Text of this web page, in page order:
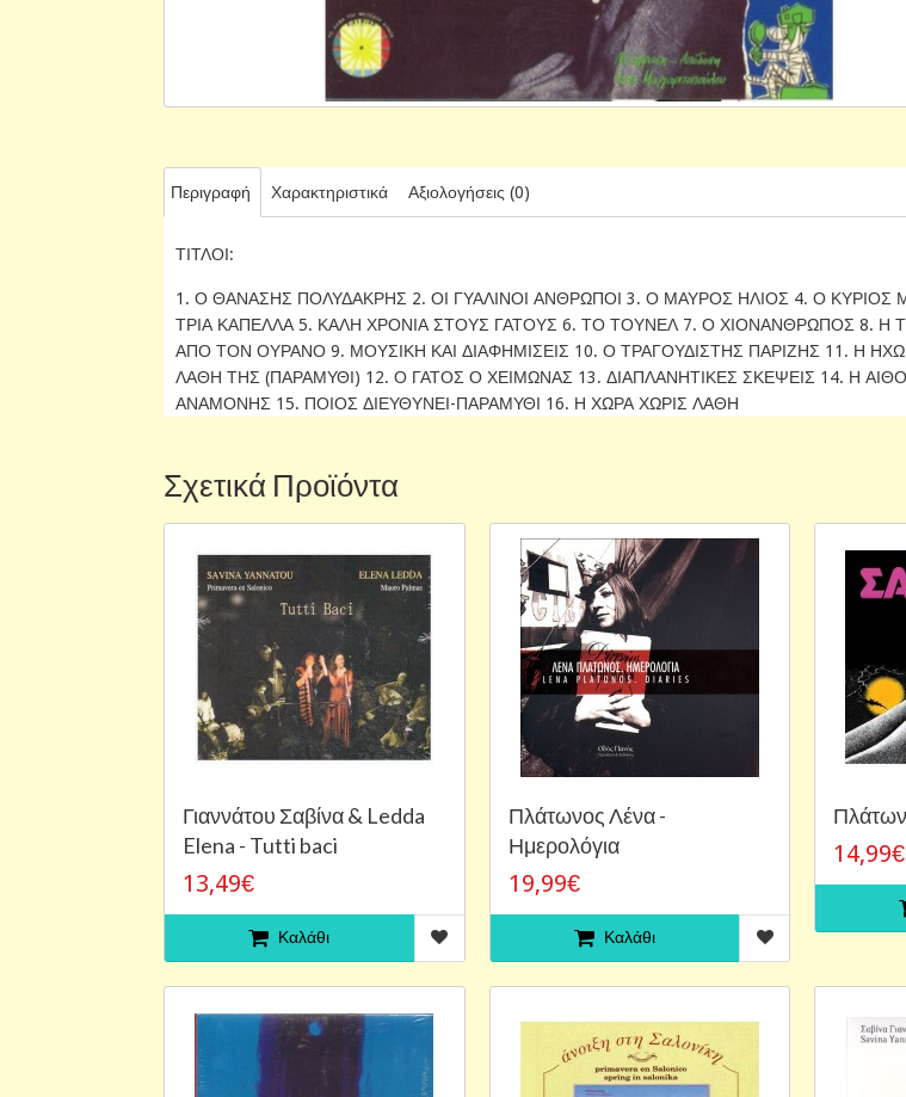
Περιγραφή Χαρακτηριστικά Αξιολογήσεις (0)
ΤΙΤΛΟΙ:
1. Ο ΘΑΝΑΣΗΣ ΠΟΛΥΔΑΚΡΗΣ 2. ΟΙ ΓΥΑΛΙΝΟΙ ΑΝΘΡΩΠΟΙ 3. Ο ΜΑΥΡΟΣ ΗΛΙΟΣ 4. Ο ΚΥΡΙΟΣ
ΤΡΙΑ ΚΑΠΕΛΛΑ 5. ΚΑΛΗ ΧΡΟΝΙΑ ΣΤΟΥΣ ΓΑΤΟΥΣ 6. ΤΟ ΤΟΥΝΕΛ 7. Ο ΧΙΟΝΑΝΘΡΩΠΟΣ 8. Η
ΑΠΟ ΤΟΝ ΟΥΡΑΝΟ 9. ΜΟΥΣΙΚΗ ΚΑΙ ΔΙΑΦΗΜΙΣΕΙΣ 10. Ο ΤΡΑΓΟΥΔΙΣΤΗΣ ΠΑΡΙΖΗΣ 11. Η ΗΧΩ
ΛΑΘΗ ΤΗΣ (ΠΑΡΑΜΥΘΙ) 12. Ο ΓΑΤΟΣ Ο ΧΕΙΜΩΝΑΣ 13. ΔΙΑΠΛΑΝΗΤΙΚΕΣ ΣΚΕΨΕΙΣ 14. Η
ΑΝΑΜΟΝΗΣ 15. ΠΟΙΟΣ ΔΙΕΥΘΥΝΕΙ-ΠΑΡΑΜΥΘΙ 16. Η ΧΩΡΑ ΧΩΡΙΣ ΛΑΘΗ
Σχετικά Προϊόντα
Γιαννάτου Σαβίνα & Ledda
Elena - Tutti baci
13,49€
Καλάθι
Πλάτωνος Λένα -
Ημερολόγια
19,99€
Καλάθι
14,99€